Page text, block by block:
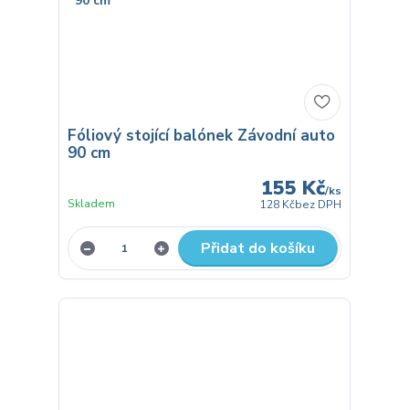
Fóliový stojící balónek Závodní auto
90 cm
155 Kč/ks
128 Kčbez DPH
Skladem
Přidat do košíku